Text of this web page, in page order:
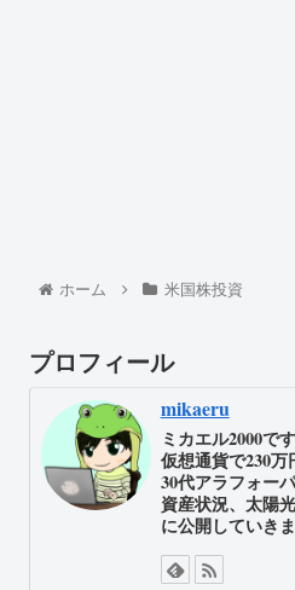
ホーム 米国株投資
プロフィール
mikaeru
ミカエル2000です
仮想通貨で230
30代アラフォー
資産状況、太陽
に公開していき